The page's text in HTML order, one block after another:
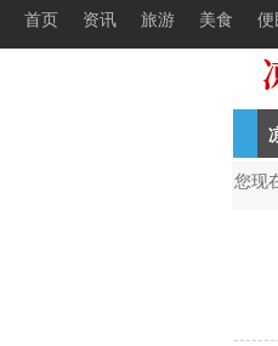
首页 资讯 旅游 美食 便
甘洛县2022年初公开
您现